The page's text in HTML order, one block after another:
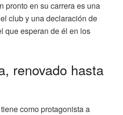
pronto en su carrera es una
club y una declaración de
que esperan de él en los
renovado hasta
como protagonista a